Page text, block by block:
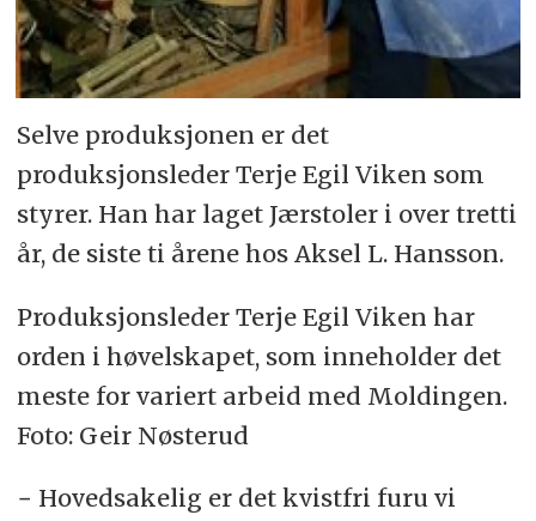
Selve produksjonen er det
produksjonsleder Terje Egil Viken som
styrer. Han har laget Jærstoler i over tretti
år, de siste ti årene hos Aksel L. Hansson.
Produksjonsleder Terje Egil Viken har
orden i høvelskapet, som inneholder det
meste for variert arbeid med Moldingen.
Foto: Geir Nøsterud
− Hovedsakelig er det kvistfri furu vi